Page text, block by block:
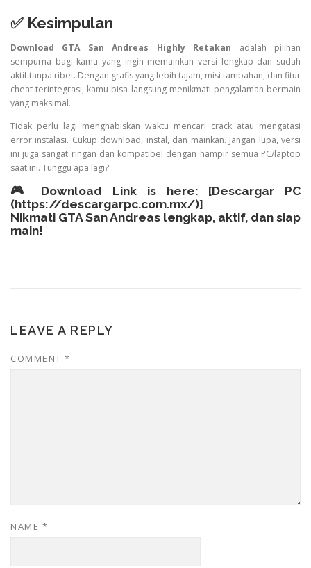
✅ Kesimpulan
Download GTA San Andreas Highly Retakan adalah pilihan
sempurna bagi kamu yang ingin memainkan versi lengkap dan sudah
aktif tanpa ribet. Dengan grafis yang lebih tajam, misi tambahan, dan fitur
cheat terintegrasi, kamu bisa langsung menikmati pengalaman bermain
yang maksimal.
Tidak perlu lagi menghabiskan waktu mencari crack atau mengatasi
error instalasi. Cukup download, instal, dan mainkan. Jangan lupa, versi
ini juga sangat ringan dan kompatibel dengan hampir semua PC/laptop
saat ini. Tunggu apa lagi?
🎮 Download Link is here: [Descargar PC
(https://descargarpc.com.mx/)]
Nikmati GTA San Andreas lengkap, aktif, dan siap
main!
LEAVE A REPLY
COMMENT *
NAME *